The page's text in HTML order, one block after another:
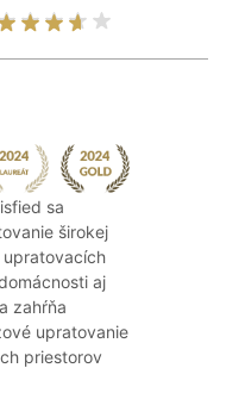
sa
širokej
upratovacích
aj
zahŕňa
upratovanie
priestorov